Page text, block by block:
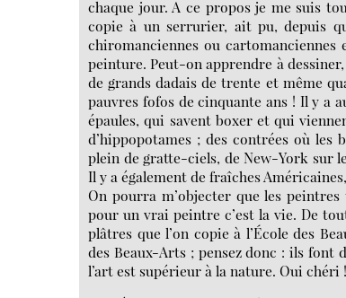
chaque jour. A ce propos je me suis
copie à un serrurier, ait pu, depuis
chiromanciennes ou cartomanciennes
peinture. Peut-on apprendre à
de grands dadais de trente et même
pauvres fofos de cinquante ans ! Il y a
épaules, qui savent boxer et qui
d’hippopotames ; des contrées où les
plein de gratte-ciels, de New-York sur
Il y a également de fraîches
On pourra m’objecter que les
pour un vrai peintre c’est la vie. De
plâtres que l’on copie à l’École des
des Beaux-Arts ; pensez donc : ils
l’art est supérieur à la nature. Oui chéri !